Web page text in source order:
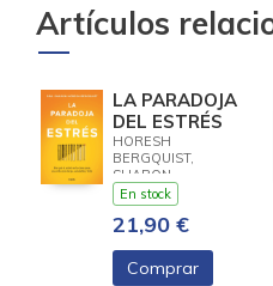
Artículos
LA PARADOJA
DEL ESTRÉS
HORESH
BERGQUIST,
SHARON
En stock
21,90 €
Comprar